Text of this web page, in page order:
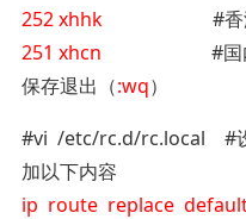
252 xhhk
#香
251 xhcn #国
保存退出（:wq）
#vi /etc/rc.d/rc.local #设
加以下内容
ip route replace